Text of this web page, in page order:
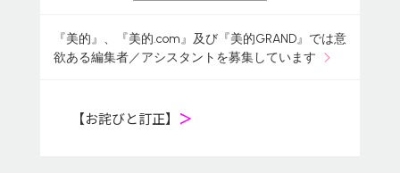
『美的』、『美的.com』及び『美的GRAND』では意
欲ある編集者／アシスタントを募集しています
【お詫びと訂正】 ＞